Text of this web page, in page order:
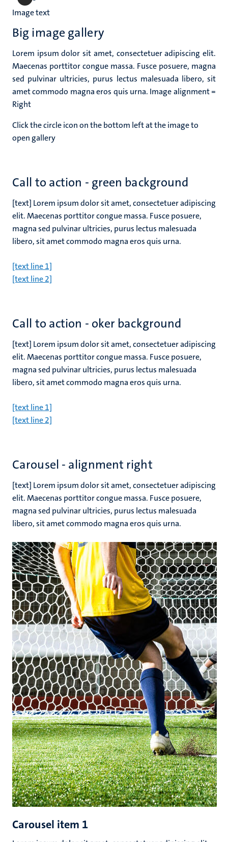
Big image gallery
Lorem ipsum dolor sit amet, consectetuer adipiscing elit.
Maecenas porttitor congue massa. Fusce posuere, magna
sed pulvinar ultricies, purus lectus malesuada libero, sit
amet commodo magna eros quis urna. Image alignment =
Right
Click the circle icon on the bottom left at the image to
open gallery
Image text
Call to action - green background
[text] Lorem ipsum dolor sit amet, consectetuer adipiscing
elit. Maecenas porttitor congue massa. Fusce posuere,
magna sed pulvinar ultricies, purus lectus malesuada
libero, sit amet commodo magna eros quis urna.
[text line 1]
[text line 2]
Call to action - oker background
[text] Lorem ipsum dolor sit amet, consectetuer adipiscing
elit. Maecenas porttitor congue massa. Fusce posuere,
magna sed pulvinar ultricies, purus lectus malesuada
libero, sit amet commodo magna eros quis urna.
[text line 1]
[text line 2]
Carousel - alignment right
[text] Lorem ipsum dolor sit amet, consectetuer adipiscing
elit. Maecenas porttitor congue massa. Fusce posuere,
magna sed pulvinar ultricies, purus lectus malesuada
libero, sit amet commodo magna eros quis urna.
Carousel item 1